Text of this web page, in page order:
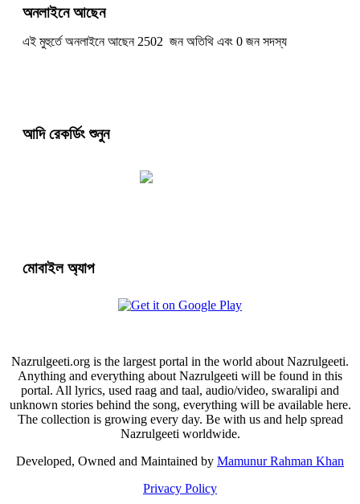
অনলাইনে আছেন
এই মুহুর্তে অনলাইনে আছেন 2502 জন অতিথি এবং 0 জন সদস্য
আদি রেকর্ডিং শুনুন
মোবাইল অ্যাপ
Nazrulgeeti.org is the largest portal in the world about Nazrulgeeti.
Anything and everything about Nazrulgeeti will be found in this
portal. All lyrics, used raag and taal, audio/video, swaralipi and
unknown stories behind the song, everything will be available here.
The collection is growing every day. Be with us and help spread
Nazrulgeeti worldwide.
Developed, Owned and Maintained by Mamunur Rahman Khan
Privacy Policy